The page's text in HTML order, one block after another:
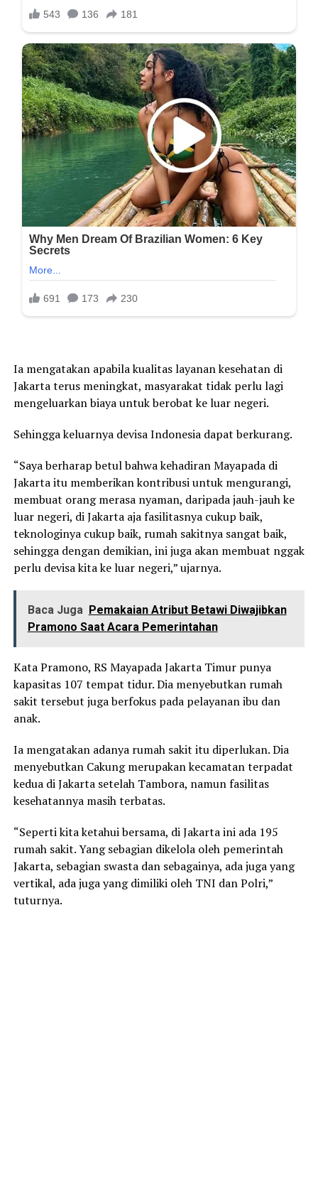
Ia mengatakan apabila kualitas layanan kesehatan di
Jakarta terus meningkat, masyarakat tidak perlu lagi
mengeluarkan biaya untuk berobat ke luar negeri.
Sehingga keluarnya devisa Indonesia dapat berkurang.
“Saya berharap betul bahwa kehadiran Mayapada di
Jakarta itu memberikan kontribusi untuk mengurangi,
membuat orang merasa nyaman, daripada jauh-jauh ke
luar negeri, di Jakarta aja fasilitasnya cukup baik,
teknologinya cukup baik, rumah sakitnya sangat baik,
sehingga dengan demikian, ini juga akan membuat nggak
perlu devisa kita ke luar negeri,” ujarnya.
Baca Juga Pemakaian Atribut Betawi Diwajibkan
Pramono Saat Acara Pemerintahan
Kata Pramono, RS Mayapada Jakarta Timur punya
kapasitas 107 tempat tidur. Dia menyebutkan rumah
sakit tersebut juga berfokus pada pelayanan ibu dan
anak.
Ia mengatakan adanya rumah sakit itu diperlukan. Dia
menyebutkan Cakung merupakan kecamatan terpadat
kedua di Jakarta setelah Tambora, namun fasilitas
kesehatannya masih terbatas.
“Seperti kita ketahui bersama, di Jakarta ini ada 195
rumah sakit. Yang sebagian dikelola oleh pemerintah
Jakarta, sebagian swasta dan sebagainya, ada juga yang
vertikal, ada juga yang dimiliki oleh TNI dan Polri,”
tuturnya.